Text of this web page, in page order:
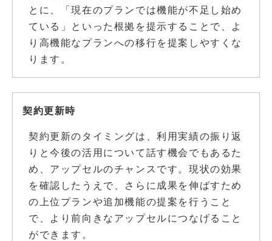
とに、「現在のプランでは機能が不足し始め
ている」といった根拠を提示することで、よ
り高機能なプランへの移行を提案しやすくな
ります。
契約更新時
契約更新のタイミングは、利用実績の振り返
りと今後の活用について話す機会でもあるた
め、アップセルのチャンスです。現状の効果
を確認したうえで、さらに成果を伸ばすため
の上位プランや追加機能の提案を行うこと
で、より前向きなアップセルにつなげること
ができます。